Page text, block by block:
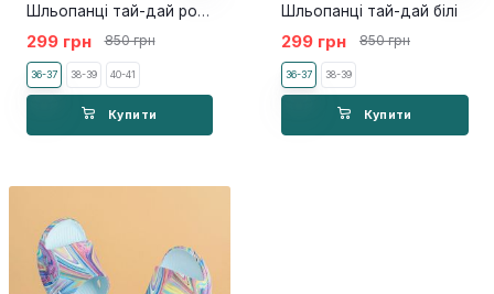
Шльопанці тай-дай рожеві
299 грн 850 грн
36-37 38-39 40-41
Купити
Шльопанці тай-дай білі
299 грн 850 грн
36-37 38-39
Купити